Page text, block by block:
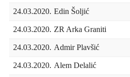
24.03.2020. Edin Šoljić
24.03.2020. ZR Arka Graniti
24.03.2020. Admir Plavšić
24.03.2020. Alem Delalić